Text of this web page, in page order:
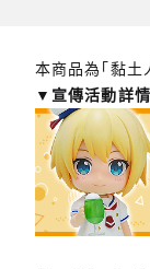
本商品為「黏土
▼宣傳活動詳情